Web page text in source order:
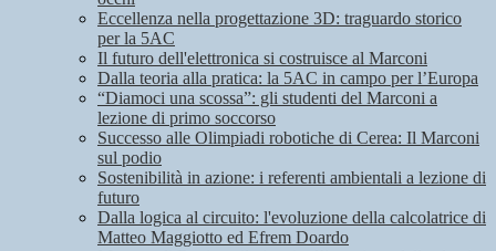
Eccellenza nella progettazione 3D: traguardo storico
per la 5AC
Il futuro dell'elettronica si costruisce al Marconi
Dalla teoria alla pratica: la 5AC in campo per l’Europa
“Diamoci una scossa”: gli studenti del Marconi a
lezione di primo soccorso
Successo alle Olimpiadi robotiche di Cerea: Il Marconi
sul podio
Sostenibilità in azione: i referenti ambientali a lezione di
futuro
Dalla logica al circuito: l'evoluzione della calcolatrice di
Matteo Maggiotto ed Efrem Doardo